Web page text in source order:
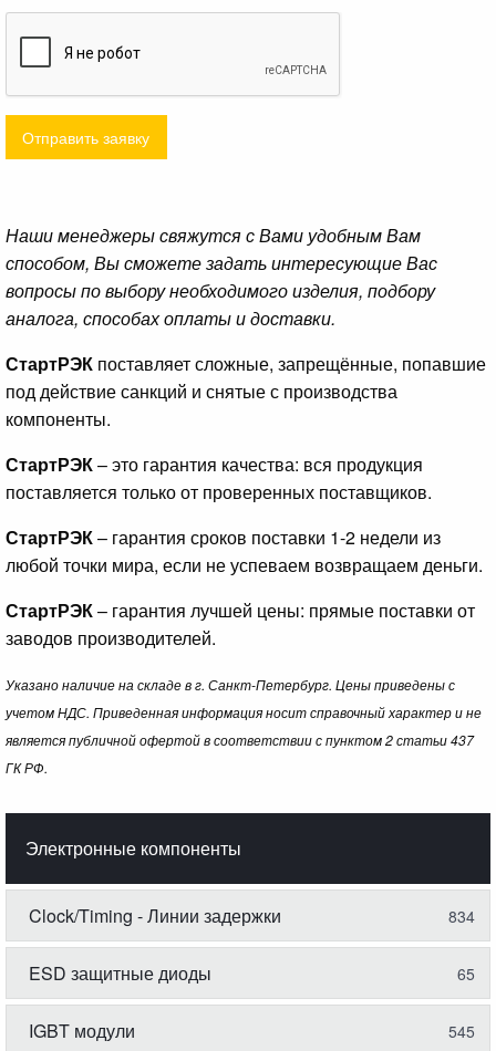
Отправить заявку
Наши менеджеры свяжутся с Вами удобным Вам
способом, Вы сможете задать интересующие Вас
вопросы по выбору необходимого изделия, подбору
аналога, способах оплаты и доставки.
СтартРЭК поставляет сложные, запрещённые, попавшие
под действие санкций и снятые с производства
компоненты.
СтартРЭК– это гарантия качества: вся продукция
поставляется только от проверенных поставщиков.
СтартРЭК– гарантия сроков поставки 1-2 недели из
любой точки мира, если не успеваем возвращаем деньги.
СтартРЭК– гарантия лучшей цены: прямые поставки от
заводов производителей.
Указано наличие на складе в г. Санкт-Петербург. Цены приведены с
учетом НДС. Приведенная информация носит справочный характер и не
является публичной офертой в соответствии с пунктом 2 статьи 437
ГК РФ.
Электронные компоненты
Clock/Timing - Линии задержки 834
ESD защитные диоды 65
IGBT модули 545